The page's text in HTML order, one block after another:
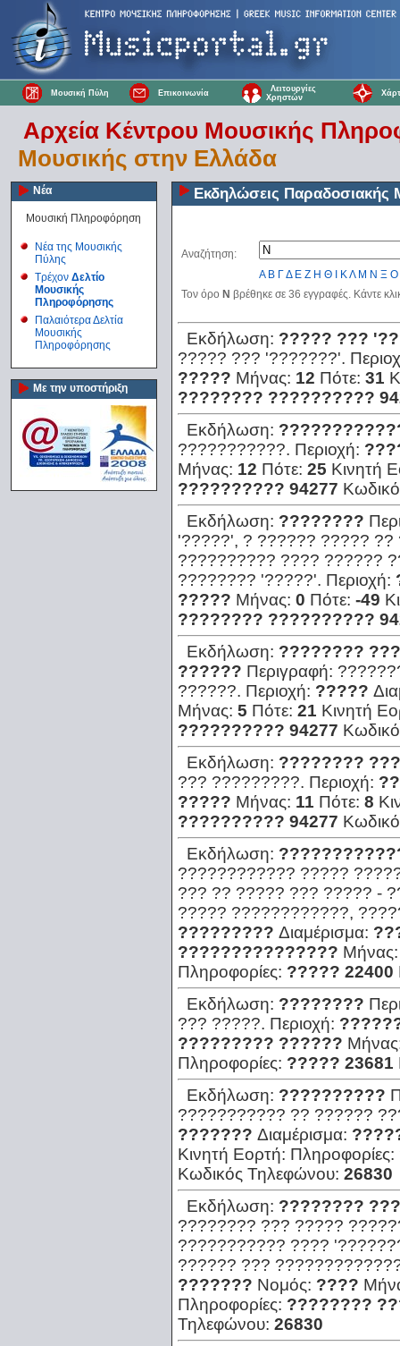
Μουσική Πύλη Επικοινωνία
Λειτουργίες
Χρηστών
Αρχεία Κέντρου Μουσικής
Μουσικής στην Ελλάδα
Νέα
Μουσική Πληροφόρηση
Νέα της Μουσικής
Πύλης
Τρέχον Δελτίο
Μουσικής
Πληροφόρησης
Παλαιότερα Δελτία
Μουσικής
Πληροφόρησης
Με την υποστήριξη
Εκδηλώσεις Παραδοσιακής
Αναζήτηση:
Α Β ΓΔ Ε Ζ Η Θ ΚΛ Μ Ν Ξ Ο
Τον όρο N βρέθηκε σε 36 εγγραφές. Κάντε
Εκδήλωση: ????? ???
????? ??? '???????'.
????? Μήνας: 12 Πότε: 31
???????? ??????????
Εκδήλωση:
???????????. Περιοχή:
Μήνας: 12 Πότε: 25 Κινητή
?????????? 94277
Εκδήλωση: ????????
'?????', ? ?????? ?????
?????????? ???? ??????
???????? '?????'. Περιοχή:
????? Μήνας: 0 Πότε: -49
???????? ??????????
Εκδήλωση: ????????
?????? Περιγραφή:
??????. Περιοχή: ?????
Μήνας: 5 Πότε: 21 Κινητή
?????????? 94277
Εκδήλωση: ????????
??? ?????????. Περιοχή:
????? Μήνας: 11 Πότε: 8
?????????? 94277
Εκδήλωση:
???????????? ?????
??? ?? ????? ??? ????? -
????? ????????????,
????????? Διαμέρισμα:
???????????????
Πληροφορίες: ????? 22400
Εκδήλωση: ????????
??? ?????. Περιοχή:
????????? ??????
Πληροφορίες: ????? 23681
Εκδήλωση: ??????????
??????????? ?? ??????
??????? Διαμέρισμα:
Κινητή Εορτή: Πληροφορίες:
Κωδικός Τηλεφώνου: 26830
Εκδήλωση: ????????
???????? ??? ?????
??????????? ????
?????? ???
??????? Νομός: ????
Πληροφορίες: ????????
Τηλεφώνου: 26830